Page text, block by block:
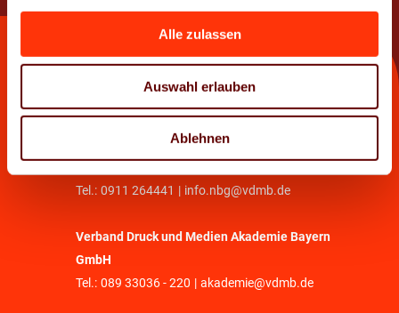
Alle zulassen
Auswahl erlauben
Ablehnen
Kontakt
Tel.:089 33036 - 0|info@vdmb.de
Tel.: 0911 264441 | info.nbg@vdmb.de
Verband Druck und Medien Akademie Bayern
GmbH
Tel.: 089 33036 - 220 | akademie@vdmb.de